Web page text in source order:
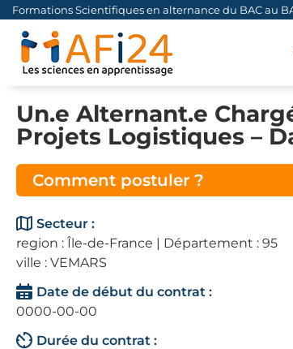
Formations Scientifiques en alternance du BAC au
Un.e Alternant.e
Projets Logistiques –
Comment postuler ?
Secteur :
region : Île-de-France | Département : 95
ville : VEMARS
Date de début du contrat :
0000-00-00
Durée du contrat :